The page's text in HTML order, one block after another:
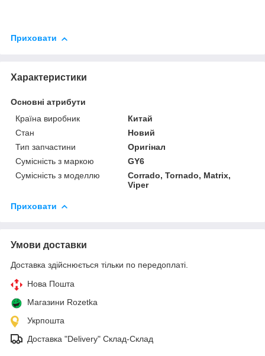
Приховати
Характеристики
Основні атрибути
Країна виробник
Китай
Стан
Новий
Тип запчастини
Оригінал
Сумісність з маркою
GY6
Сумісність з моделлю
Corrado, Tornado, Matrix,
Viper
Приховати
Умови доставки
Доставка здійснюється тільки по передоплаті.
Нова Пошта
Магазини Rozetka
Укрпошта
Доставка "Delivery" Склад-Склад